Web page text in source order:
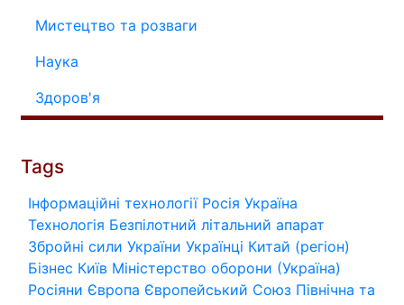
Мистецтво та розваги
Наука
Здоров'я
Tags
Інформаційні технології Росія Україна
Технологія Безпілотний літальний апарат
Збройні сили України Українці Китай (регіон)
Бізнес Київ Міністерство оборони (Україна)
Росіяни Європа Європейський Союз Північна та